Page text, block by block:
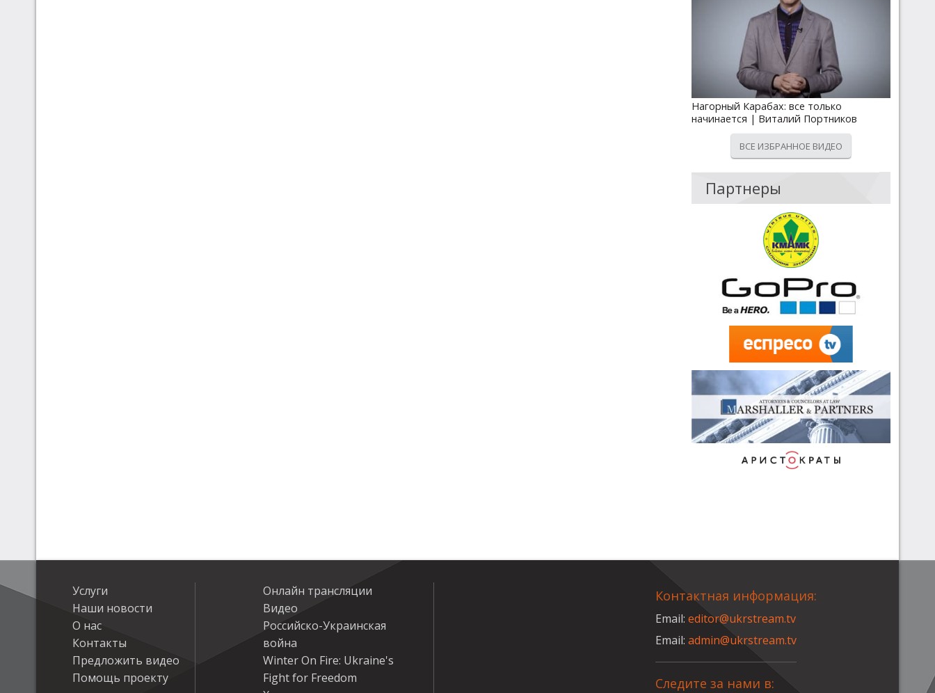
Нагорный Карабах: все только
начинается | Виталий Портников
ВСЕ ИЗБРАННОЕ ВИДЕО
Партнеры
Услуги
Наши новости
О нас
Контакты
Предложить видео
Помощь проекту
Онлайн трансляции
Видео
Российско-Украинская
война
Winter On Fire: Ukraine's
Fight for Freedom
Контактная информация:
Email:editor@ukrstream.tv
Email:admin@ukrstream.tv
Следите за нами в: